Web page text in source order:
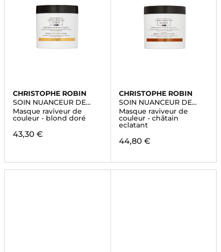
CHRISTOPHE ROBIN
SOIN NUANCEUR DE
COULEUR
Masque raviveur de
couleur - blond doré
43,30 €
CHRISTOPHE ROBIN
SOIN NUANCEUR DE
COULEUR
Masque raviveur de
couleur - châtain
eclatant
44,80 €